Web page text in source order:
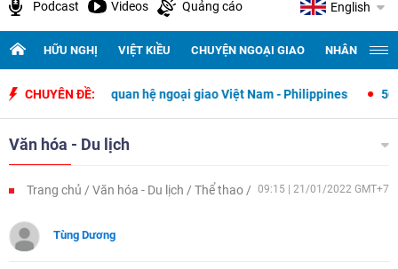
Podcast Videos Quảng cáo English
HỮU NGHỊ VIỆT KIỀU CHUYỆN NGOẠI GIAO NHÂN
CHUYÊN ĐỀ:
thiết lập quan hệ ngoại giao Việt Nam - Philippines 500 ngày
Văn hóa - Du lịch
Trang chủ Văn hóa - Du lịch Thể thao 09:15 | 21/01/2022 GMT+7
Tùng Dương